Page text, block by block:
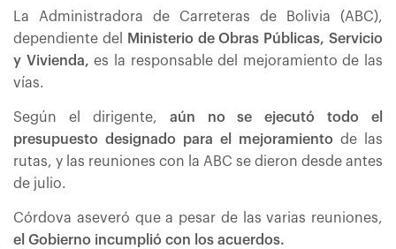
La Administradora de Carreteras de Bolivia (ABC),
dependiente del
Ministerio de Obras Públicas, Servicio
y Vivienda,es la responsable del mejoramiento de las
vías.
Según el dirigente, aún no se ejecutó todo el
presupuesto designado para el mejoramiento de las
rutas, y las reuniones con la ABC se dieron desde antes
de julio.
Córdova aseveró que a pesar de las varias reuniones,
el Gobierno incumplió con los acuerdos.